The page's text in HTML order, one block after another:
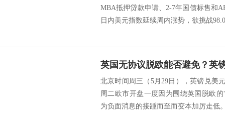
MBA抵押贷款申请、2-7年国债标售和
日内美元指数延续周内涨势，欲挑战
英国无协议脱欧能否避免？英
北京时间周三（5月29日），英镑兑美
周二欧市开盘一度因为围绕英国脱欧
为负面消息的接踵而至而变本加厉走低